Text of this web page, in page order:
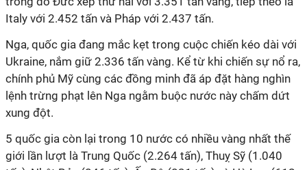
Italy với 2.452 tấn và Pháp với 2.437 tấn.
Nga, quốc gia đang mắc kẹt trong cuộc chiến kéo dài với
Ukraine, nắm giữ 2.336 tấn vàng. Kể từ khi chiến sự nổ ra,
chính phủ Mỹ cùng các đồng minh đã áp đặt hàng nghìn
lệnh trừng phạt lên Nga ngằm buộc nước này chấm dứt
xung đột.
5 quốc gia còn lại trong 10 nước có nhiều vàng nhất thế
giới lần lượt là Trung Quốc (2.264 tấn), Thuỵ Sỹ (1.040